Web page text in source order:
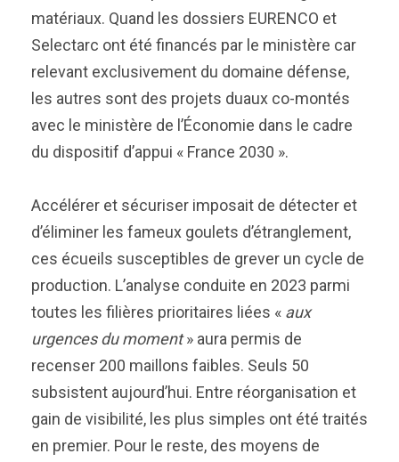
matériaux. Quand les dossiers EURENCO et
Selectarc ont été financés par le ministère car
relevant exclusivement du domaine défense,
les autres sont des projets duaux co-montés
avec le ministère de l’Économie dans le cadre
du dispositif d’appui « France 2030 ».
Accélérer et sécuriser imposait de détecter et
d’éliminer les fameux goulets d’étranglement,
ces écueils susceptibles de grever un cycle de
production. L’analyse conduite en 2023 parmi
toutes les filières prioritaires liées « aux
urgences du moment» aura permis de
recenser 200 maillons faibles. Seuls 50
subsistent aujourd’hui. Entre réorganisation et
gain de visibilité, les plus simples ont été traités
en premier. Pour le reste, des moyens de